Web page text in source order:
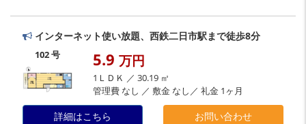
インターネット使い放題、西鉄二日市駅まで徒歩8分
102 号 5.9 万円
1ＬＤＫ ／ 30.19 ㎡
管理費 なし ／ 敷金 なし／ 礼金 1ヶ月
詳細はこちら お問い合わせ